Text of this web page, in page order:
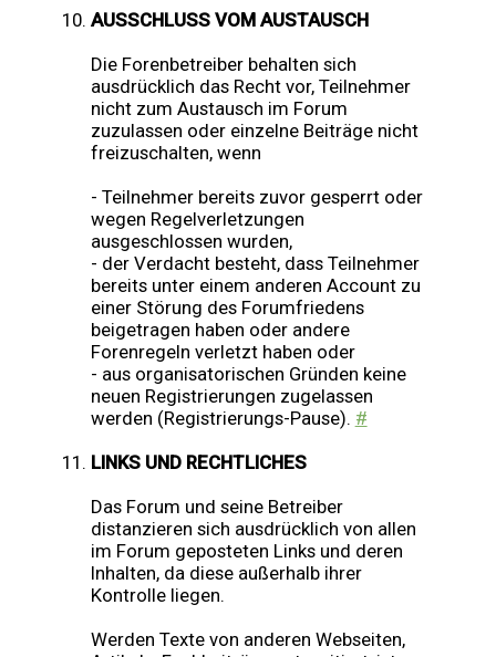
AUSSCHLUSS VOM AUSTAUSCH
Die Forenbetreiber behalten sich
ausdrücklich das Recht vor, Teilnehmer
nicht zum Austausch im Forum
zuzulassen oder einzelne Beiträge nicht
freizuschalten, wenn
- Teilnehmer bereits zuvor gesperrt oder
wegen Regelverletzungen
ausgeschlossen wurden,
- der Verdacht besteht, dass Teilnehmer
bereits unter einem anderen Account zu
einer Störung des Forumfriedens
beigetragen haben oder andere
Forenregeln verletzt haben oder
- aus organisatorischen Gründen keine
neuen Registrierungen zugelassen
werden (Registrierungs-Pause). #
LINKS UND RECHTLICHES
Das Forum und seine Betreiber
distanzieren sich ausdrücklich von allen
im Forum geposteten Links und deren
Inhalten, da diese außerhalb ihrer
Kontrolle liegen.
Werden Texte von anderen Webseiten,